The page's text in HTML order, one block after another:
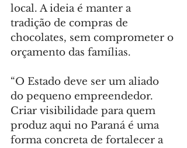
local. A ideia é manter a
tradição de compras de
chocolates, sem comprometer o
orçamento das famílias.
“O Estado deve ser um aliado
do pequeno empreendedor.
Criar visibilidade para quem
produz aqui no Paraná é uma
forma concreta de fortalecer a